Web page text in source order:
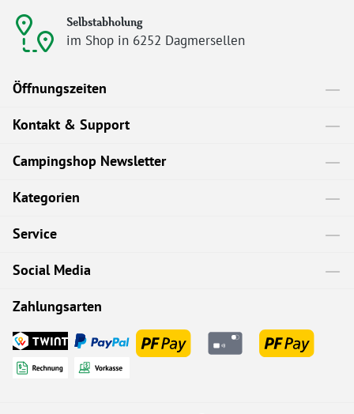
Selbstabholung
im Shop in 6252 Dagmersellen
Öffnungszeiten
Kontakt & Support
Campingshop Newsletter
Kategorien
Service
Social Media
Zahlungsarten